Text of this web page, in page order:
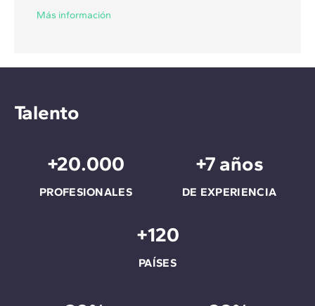
Más información
Talento
+20.000
PROFESIONALES
+7 años
DE EXPERIENCIA
+120
PAÍSES